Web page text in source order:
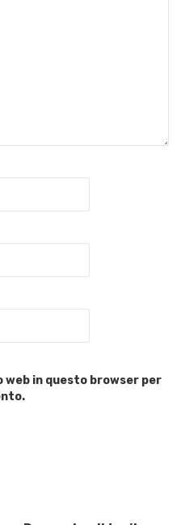
web in questo browser per